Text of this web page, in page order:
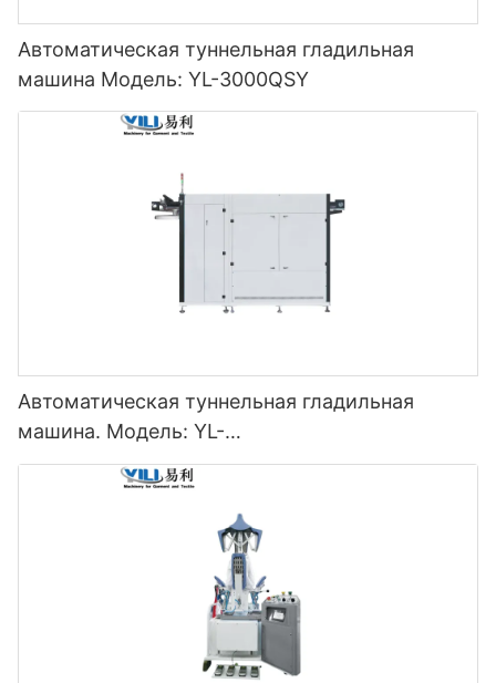
Автоматическая туннельная гладильная
машина Модель: YL-3000QSY
Автоматическая туннельная гладильная
машина. Модель: YL-
3000/5000/7000/9000/11000QSY